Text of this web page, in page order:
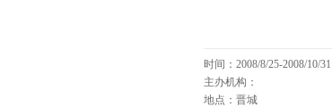
时间：2008/8/25-2008/10/31
主办机构：
地点：晋城